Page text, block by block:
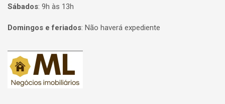
Sábados: 9h às 13h
Domingos e feriados: Não haverá expediente
Página inicial